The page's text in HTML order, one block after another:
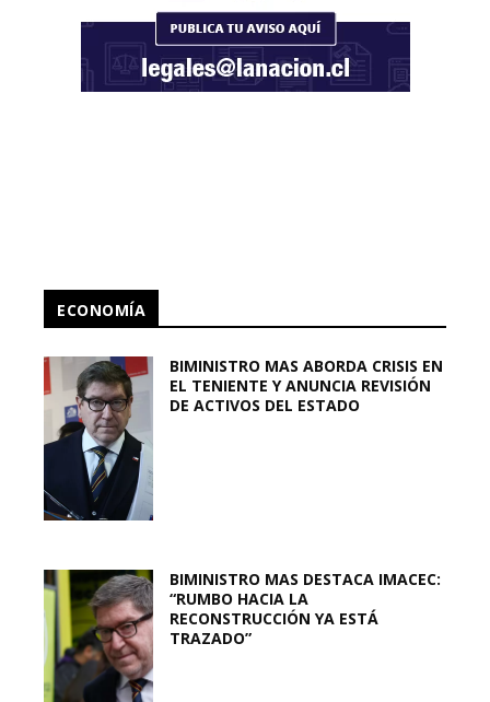
ECONOMÍA
BIMINISTRO MAS ABORDA CRISIS EN
EL TENIENTE Y ANUNCIA REVISIÓN
DE ACTIVOS DEL ESTADO
BIMINISTRO MAS DESTACA IMACEC:
“RUMBO HACIA LA
RECONSTRUCCIÓN YA ESTÁ
TRAZADO”